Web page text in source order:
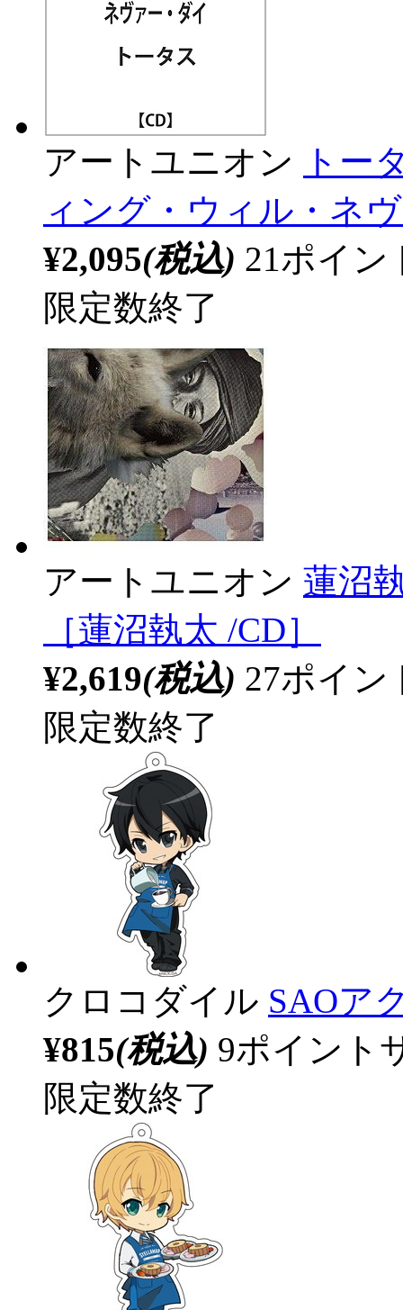
アートユニオン
トー
ィング・ウィル・ネ
¥2,095(税込) 21ポイ
限定数終了
アートユニオン 蓮沼
［蓮沼執太 /CD］
¥2,619(税込) 27ポイ
限定数終了
クロコダイル SAOア
¥815(税込) 9ポイント
限定数終了